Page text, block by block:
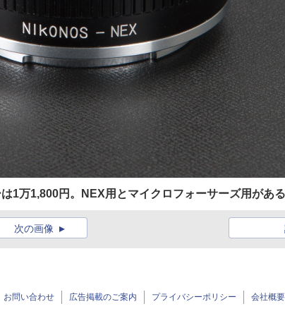
1万1,800円。NEX用とマイクロフォーサーズ用がある
次の画像
お問い合わせ 広告掲載のご案内 プライバシーポリシー 会社概要